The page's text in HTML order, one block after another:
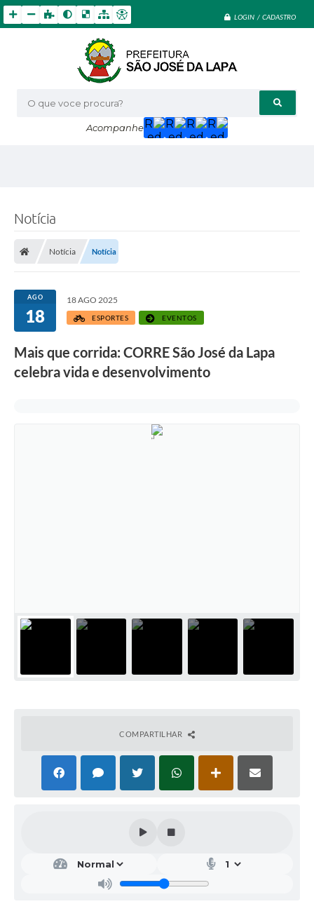
LOGIN / CADASTRO
O que voce procura?
Acompanhe
Notícia
Notícia Notícia
AGO
18
18 AGO 2025
ESPORTES EVENTOS
Mais que corrida: CORRE São José da Lapa
celebra vida e desenvolvimento
COMPARTILHAR